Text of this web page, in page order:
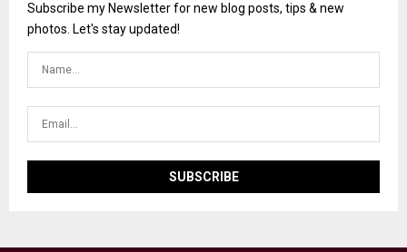
Subscribe my Newsletter for new blog posts, tips & new
photos. Let's stay updated!